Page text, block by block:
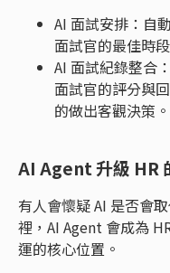
AI 面試安排：自
面試官的最佳時
AI 面試紀錄整合
面試官的評分與
的做出客觀決策。
AI Agent 升級 HR
有人會懷疑 AI 是否會
裡，AI Agent 會成為
運的核心位置。